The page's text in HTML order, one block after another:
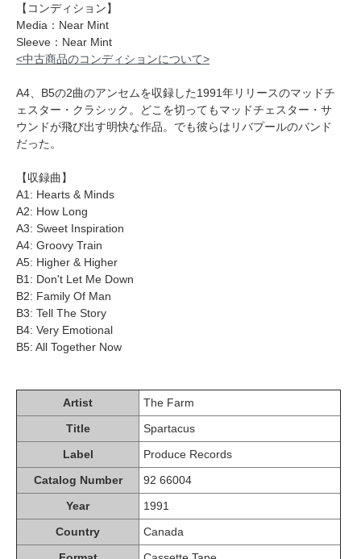
【コンディション】
Media：Near Mint
Sleeve：Near Mint
<中古商品のコンディションについて>
A4、B5の2曲のアンセムを収録した1991年リリースのマッドチ
ェスター・クラシック。どこを切ってもマッドチェスター・サ
ウンドが飛び出す明快な作品。でも彼らはリバプールのバンド
だった。
【収録曲】
A1: Hearts & Minds
A2: How Long
A3: Sweet Inspiration
A4: Groovy Train
A5: Higher & Higher
B1: Don't Let Me Down
B2: Family Of Man
B3: Tell The Story
B4: Very Emotional
B5: All Together Now
Artist
The Farm
Title
Spartacus
Label
Produce Records
Catalog Number
92 66004
Year
1991
Country
Canada